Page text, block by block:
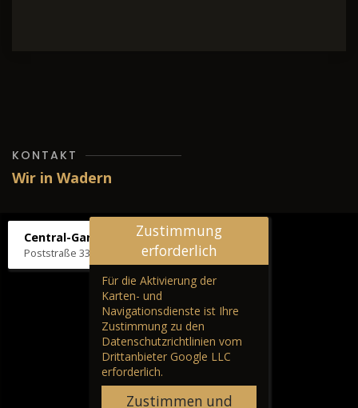
KONTAKT
Wir in Wadern
Central-Garage H. Wilhelm
Poststraße 33, 66687 Wadern
Zustimmung
erforderlich
Für die Aktivierung der
Karten- und
Navigationsdienste ist Ihre
Zustimmung zu den
Datenschutzrichtlinien vom
Drittanbieter Google LLC
erforderlich.
Zustimmen und